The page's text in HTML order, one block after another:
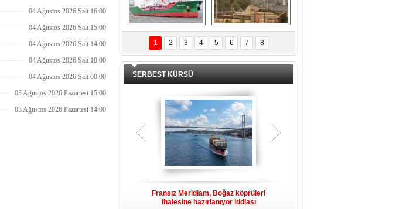
04 Ağustos 2026 Salı 16:00
04 Ağustos 2026 Salı 15:00
04 Ağustos 2026 Salı 14:00
04 Ağustos 2026 Salı 10:00
04 Ağustos 2026 Salı 00:00
03 Ağustos 2026 Pazartesi 15:00
03 Ağustos 2026 Pazartesi 14:00
Göçmenlerin
imdadına Türk
sahipli MINA DENIZ
yetişti
Milas’taki yangın
yeniden termik
santrallere doğru
ilerliyor
1 2 3 4 5 6 7 8
SERBEST KÜRSÜ
Fransız Meridiam, Boğaz köprüleri
ihalesine hazırlanıyor iddiası